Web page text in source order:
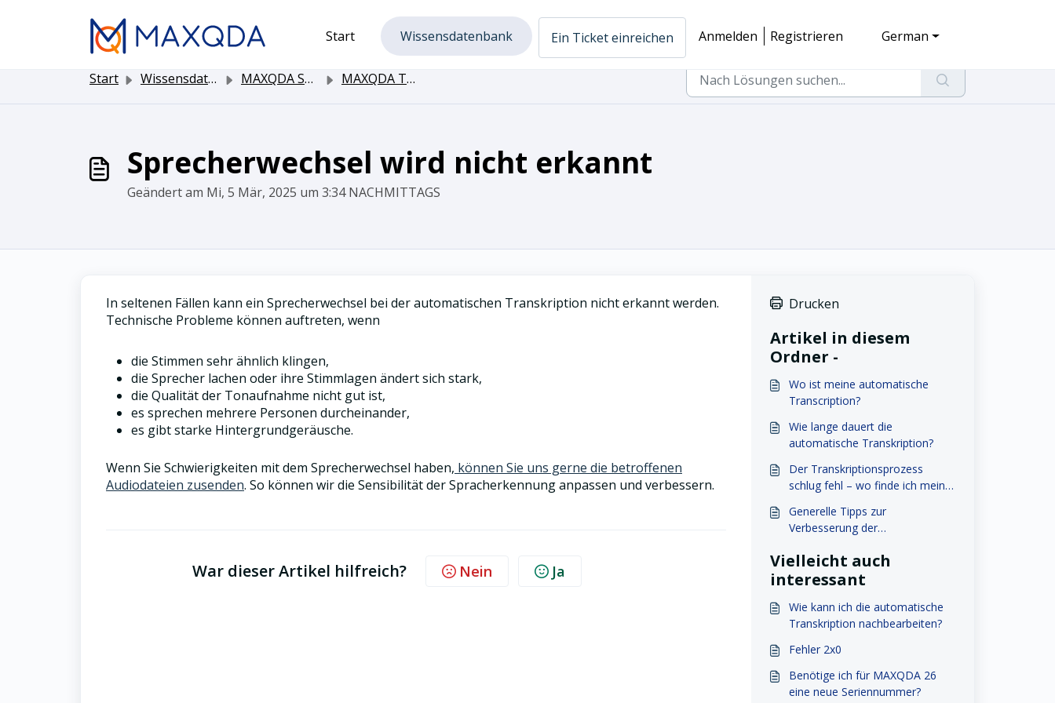
Start
Wissensdatenbank Ein Ticket einreichen Anmelden Registrieren German
Start Wissensdatenbank MAXQDA Software MAXQDA Transcription in MAXQDA
Sprecherwechsel wird nicht erkannt
Geändert am Mi, 5 Mär, 2025 um 3:34 NACHMITTAGS
In seltenen Fällen kann ein Sprecherwechsel bei der automatischen Transkription nicht erkannt werden.
Technische Probleme können auftreten, wenn
die Stimmen sehr ähnlich klingen,
die Sprecher lachen oder ihre Stimmlagen ändert sich stark,
die Qualität der Tonaufnahme nicht gut ist,
es sprechen mehrere Personen durcheinander,
es gibt starke Hintergrundgeräusche.
Wenn Sie Schwierigkeiten mit dem Sprecherwechsel haben, können Sie uns gerne die betroffenen
Audiodateien zusenden. So können wir die Sensibilität der Spracherkennung anpassen und verbessern.
War dieser Artikel hilfreich? Nein Ja
Drucken
Artikel in diesem
Ordner -
Wo ist meine automatische
Transcription?
Wie lange dauert die
automatische Transkription?
Der Transkriptionsprozess
schlug fehl – wo finde ich mein
Generelle Tipps zur
Verbesserung der
Vielleicht auch
interessant
Wie kann ich die automatische
Transkription nachbearbeiten?
Fehler 2x0
Benötige ich für MAXQDA 26
eine neue Seriennummer?